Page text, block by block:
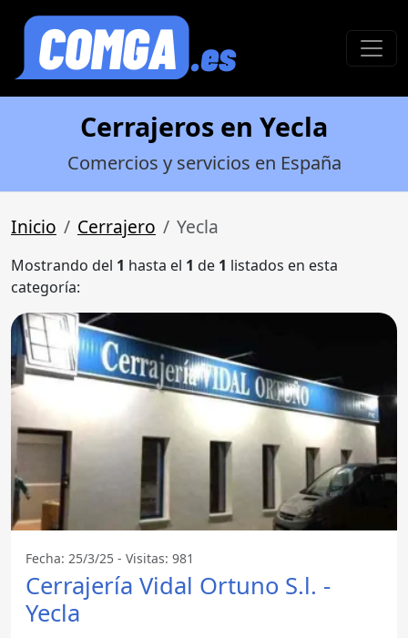
Cerrajeros en Yecla
Comercios y servicios en España
Inicio Cerrajero Yecla
Mostrando del 1 hasta el 1 de 1 listados en esta
categoría:
Fecha: 25/3/25 - Visitas: 981
Cerrajería Vidal Ortuno S.l. -
Yecla